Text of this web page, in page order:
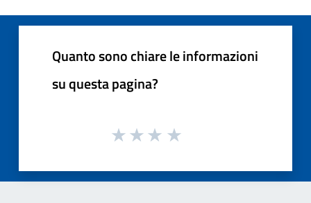
Quanto sono chiare le informazioni
su questa pagina?